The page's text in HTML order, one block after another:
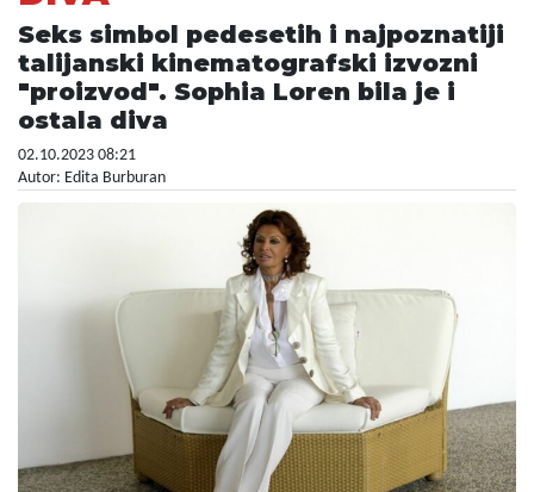
Seks simbol pedesetih i najpoznatiji
talijanski kinematografski izvozni
"proizvod". Sophia Loren bila je i
ostala diva
02.10.2023 08:21
Autor: Edita Burburan